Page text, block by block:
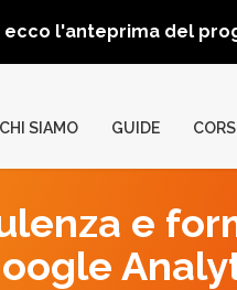
ecco l'anteprima del
CHI SIAMO GUIDE
e